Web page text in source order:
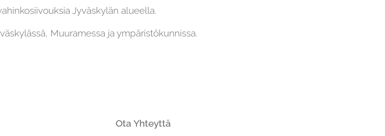
Jyväskylän alueella.
Muuramessa ja ympäristökunnissa.
Yhteyttä